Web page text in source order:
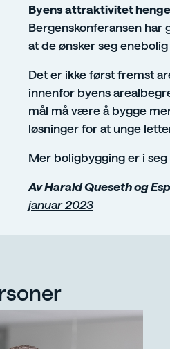
Byens attraktivitet
Bergenskonferansen
at de ønsker seg
Det er ikke først fremst
innenfor byens
mål må være å bygge
løsninger for at unge
Mer boligbygging er i
Av Harald Queseth og
januar 2023